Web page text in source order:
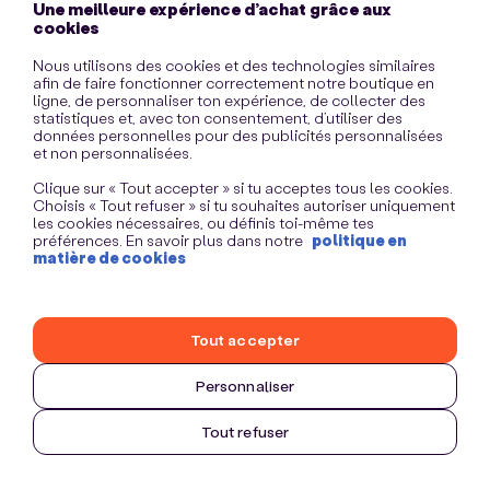
Une meilleure expérience d’achat grâce aux
cookies
Nous utilisons des cookies et des technologies similaires
afin de faire fonctionner correctement notre boutique en
ligne, de personnaliser ton expérience, de collecter des
statistiques et, avec ton consentement, d’utiliser des
données personnelles pour des publicités personnalisées
et non personnalisées.
Clique sur « Tout accepter » si tu acceptes tous les cookies.
Choisis « Tout refuser » si tu souhaites autoriser uniquement
les cookies nécessaires, ou définis toi-même tes
préférences. En savoir plus dans notre politique en
matière de cookies
Personnaliser
Tout refuser
Tout accepter